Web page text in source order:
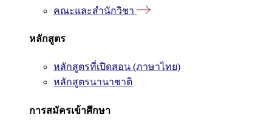
คณะและสำนักวิชา
หลักสูตร
หลักสูตรที่เปิดสอน (ภาษาไทย)
หลักสูตรนานาชาติ
การสมัครเข้าศึกษา